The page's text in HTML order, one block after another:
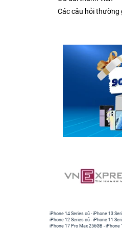
Các câu hỏi thường
iPhone 14 Series cũ -iPhone 13
iPhone 12 Series cũ -iPhone 11
iPhone 17 Pro Max 256GB -iPhone